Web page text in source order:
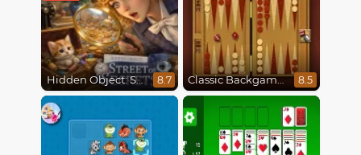
Hidden Object: Street Of Secrets 8.7 Classic Backgammon 8.5